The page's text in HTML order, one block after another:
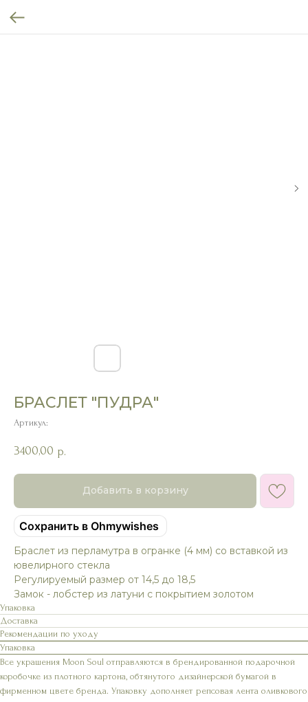
БРАСЛЕТ "ПУДРА"
Артикул:
3400,00 р.
Добавить в корзину
Сохранить в Ohmywishes
Браслет из перламутра в огранке (4 мм) со вставкой из
ювелирного стекла
Регулируемый размер от 14,5 до 18,5
Замок - лобстер из латуни с покрытием золотом
Упаковка
Доставка
Рекомендации по уходу
Упаковка
Все украшения Moon Soul отправляются в брендированной подарочной
коробочке из плотного картона, обтянутого дизайнерской бумагой в
фирменном цвете бренда. Упаковку дополняет репсовая лента оливкового